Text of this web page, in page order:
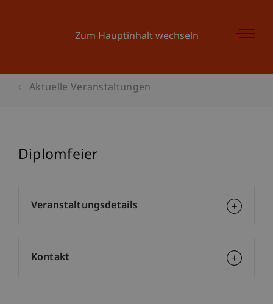
Zum Hauptinhalt wechseln
Aktuelle Veranstaltungen
Diplomfeier
Veranstaltungsdetails
Kontakt